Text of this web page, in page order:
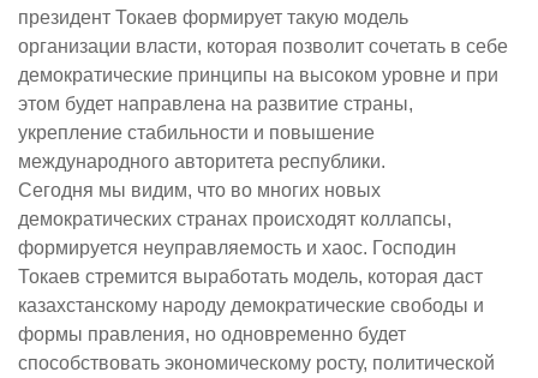
президент Токаев формирует такую модель
организации власти, которая позволит сочетать в себе
демократические принципы на высоком уровне и при
этом будет направлена на развитие страны,
укрепление стабильности и повышение
международного авторитета республики.
Сегодня мы видим, что во многих новых
демократических странах происходят коллапсы,
формируется неуправляемость и хаос. Господин
Токаев стремится выработать модель, которая даст
казахстанскому народу демократические свободы и
формы правления, но одновременно будет
способствовать экономическому росту, политической